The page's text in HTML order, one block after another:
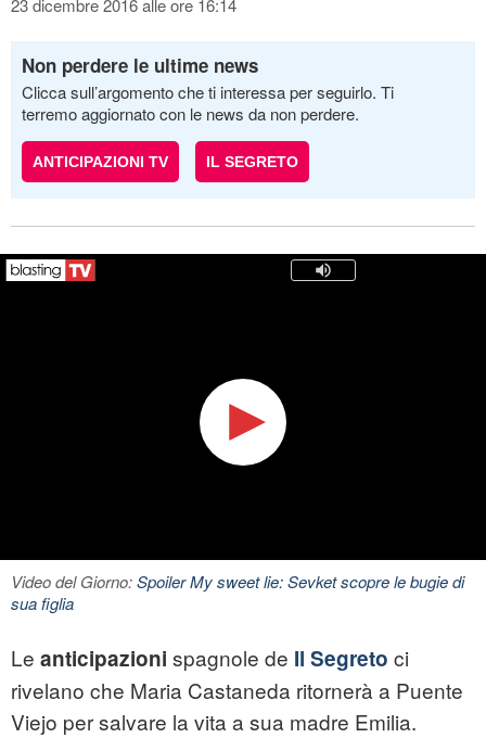
Non perdere le ultime news
Clicca sull’argomento che ti interessa per seguirlo. Ti
terremo aggiornato con le news da non perdere.
ANTICIPAZIONI TV IL SEGRETO
Video del Giorno:Spoiler My sweet lie: Sevket scopre le bugie di
sua figlia
Le anticipazioni spagnole de Il Segreto ci
rivelano che Maria Castaneda ritornerà a Puente
Viejo per salvare la vita a sua madre Emilia.